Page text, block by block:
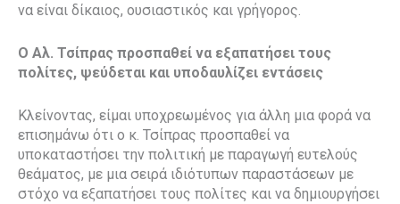
να είναι δίκαιος, ουσιαστικός και γρήγορος.
Ο Αλ. Τσίπρας προσπαθεί να εξαπατήσει τους
πολίτες, ψεύδεται και υποδαυλίζει εντάσεις
Κλείνοντας, είμαι υποχρεωμένος για άλλη μια φορά να
επισημάνω ότι ο κ. Τσίπρας προσπαθεί να
υποκαταστήσει την πολιτική με παραγωγή ευτελούς
θεάματος, με μια σειρά ιδιότυπων παραστάσεων με
στόχο να εξαπατήσει τους πολίτες και να δημιουργήσει